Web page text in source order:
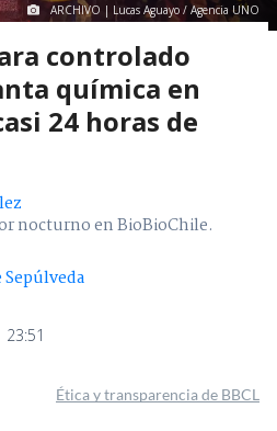
ARCHIVO | Lucas Aguayo / Agencia UNO
controlado
química en
24 horas de
nocturno en BioBioChile.
Sepúlveda
Ética y transparencia de BBCL